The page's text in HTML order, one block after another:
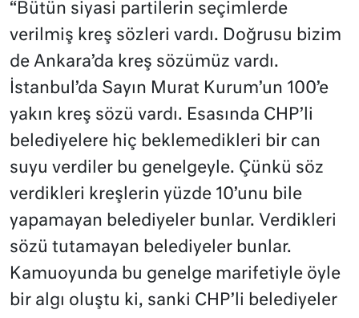
“Bütün siyasi partilerin seçimlerde
verilmiş kreş sözleri vardı. Doğrusu bizim
de Ankara’da kreş sözümüz vardı.
İstanbul’da Sayın Murat Kurum’un 100’e
yakın kreş sözü vardı. Esasında CHP’li
belediyelere hiç beklemedikleri bir can
suyu verdiler bu genelgeyle. Çünkü söz
verdikleri kreşlerin yüzde 10’unu bile
yapamayan belediyeler bunlar. Verdikleri
sözü tutamayan belediyeler bunlar.
Kamuoyunda bu genelge marifetiyle öyle
bir algı oluştu ki, sanki CHP’li belediyeler